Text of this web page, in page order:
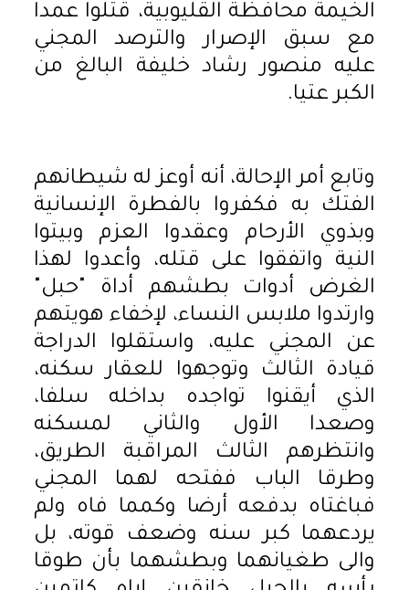
الخيمة محافظة القليوبية، قتلوا عمدا
مع سبق الإصرار والترصد المجني
عليه منصور رشاد خليفة البالغ من
الكبر عتيا.
وتابع أمر الإحالة، أنه أوعز له شيطانهم
الفتك به فكفروا بالفطرة الإنسانية
وبذوي الأرحام وعقدوا العزم وبيتوا
النية واتفقوا على قتله، وأعدوا لهذا
الغرض أدوات بطشهم أداة "حبل"
وارتدوا ملابس النساء، لإخفاء هويتهم
عن المجني عليه، واستقلوا الدراجة
قيادة الثالث وتوجهوا للعقار سكنه،
الذي أيقنوا تواجده بداخله سلفا،
وصعدا الأول والثاني لمسكنه
وانتظرهم الثالث المراقبة الطريق،
وطرقا الباب ففتحه لهما المجني
فباغتاه بدفعه أرضا وكمما فاه ولم
يردعهما كبر سنه وضعف قوته، بل
والى طغيانهما وبطشهما بأن طوقا